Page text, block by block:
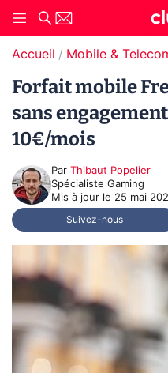
Accueil Mobile &
Forfait mobile
sans
10€/mois
Par Thibaut Popelier
Spécialiste Gaming
Mis à jour le 25 mai
Suivez-nous